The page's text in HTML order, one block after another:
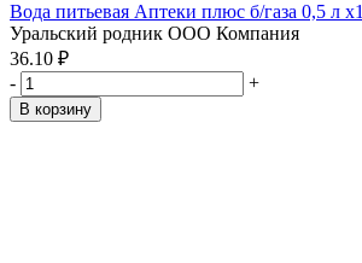
Вода питьевая Аптеки плюс б/газа 0,5 л x1
Уральский родник ООО Компания
36.10 ₽
-
+
В корзину